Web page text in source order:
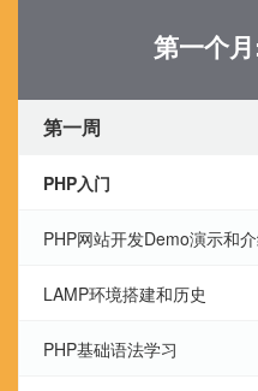
第一个
第一周
PHP入门
PHP网站开发Demo演示和
LAMP环境搭建和历史
PHP基础语法学习